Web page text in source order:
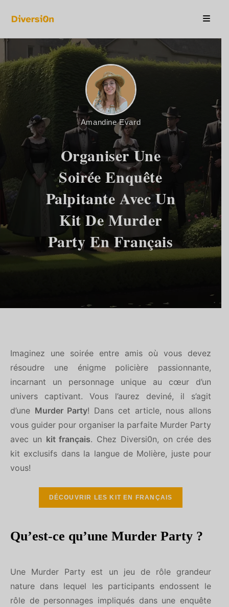
Amandine Evard
Organiser Une
Soirée Enquête
Palpitante Avec Un
Kit De Murder
Party En Français
Imaginez une soirée entre amis où vous devez
résoudre une énigme policière passionnante,
incarnant un personnage unique au cœur d’un
univers captivant. Vous l’aurez deviné, il s’agit
d’une Murder Party! Dans cet article, nous allons
vous guider pour organiser la parfaite Murder Party
avec un kit français. Chez Diversi0n, on crée des
kit exclusifs dans la langue de Molière, juste pour
vous!
DÉCOUVRIR LES KIT EN FRANÇAIS
Qu’est-ce qu’une Murder Party ?
Une Murder Party est un jeu de rôle grandeur
nature dans lequel les participants endossent le
rôle de personnages impliqués dans une enquête